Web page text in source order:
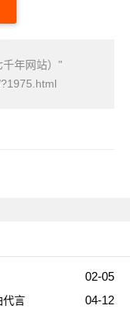
年网站）"
02-05
04-12
代言